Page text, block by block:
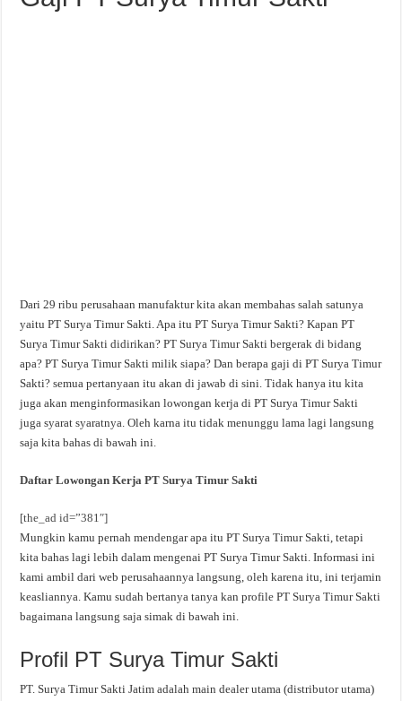
Dari 29 ribu perusahaan manufaktur kita akan membahas salah satunya
yaitu PT Surya Timur Sakti. Apa itu PT Surya Timur Sakti? Kapan PT
Surya Timur Sakti didirikan? PT Surya Timur Sakti bergerak di bidang
apa? PT Surya Timur Sakti milik siapa? Dan berapa gaji di PT Surya Timur
Sakti? semua pertanyaan itu akan di jawab di sini. Tidak hanya itu kita
juga akan menginformasikan lowongan kerja di PT Surya Timur Sakti
juga syarat syaratnya. Oleh karna itu tidak menunggu lama lagi langsung
saja kita bahas di bawah ini.
Daftar Lowongan Kerja PT Surya Timur Sakti
[the_ad id=”381″]
Mungkin kamu pernah mendengar apa itu PT Surya Timur Sakti, tetapi
kita bahas lagi lebih dalam mengenai PT Surya Timur Sakti. Informasi ini
kami ambil dari web perusahaannya langsung, oleh karena itu, ini terjamin
keasliannya. Kamu sudah bertanya tanya kan profile PT Surya Timur Sakti
bagaimana langsung saja simak di bawah ini.
Profil PT Surya Timur Sakti
PT. Surya Timur Sakti Jatim adalah main dealer utama (distributor utama)